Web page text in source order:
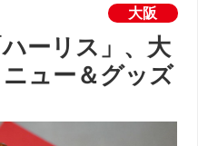
大阪
ーリス」、大
ュー＆グッズ